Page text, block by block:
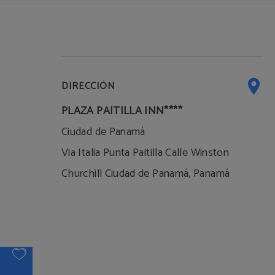
DIRECCIÓN
PLAZA PAITILLA INN****
Ciudad de Panamá
Via Italia Punta Paitilla Calle Winston
Churchill Ciudad de Panamá, Panamá